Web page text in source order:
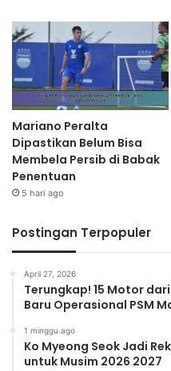
Mariano Peralta
Dipastikan Belum Bisa
Membela Persib di Babak
Penentuan
5 hari ago
Postingan Terpopuler
April 27, 2026
Terungkap! 15 Motor
Baru Operasional PSM
1 minggu ago
Ko Myeong Seok Jadi
untuk Musim 2026 2027